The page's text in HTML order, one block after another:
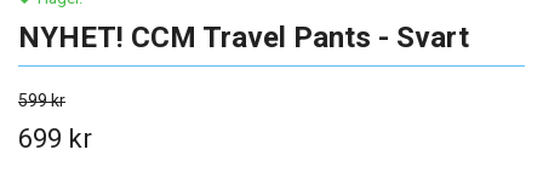
NYHET! CCM Travel Pants - Svart
599 kr
699 kr